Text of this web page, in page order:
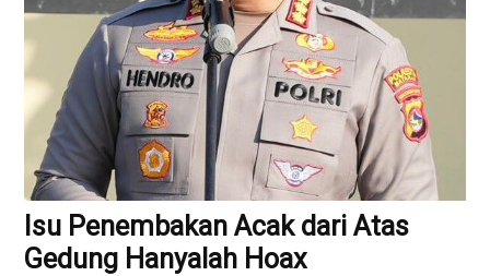
Isu Penembakan Acak dari Atas
Gedung Hanyalah Hoax